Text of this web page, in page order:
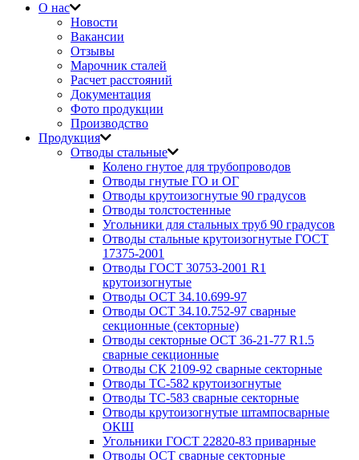
О нас
Новости
Вакансии
Отзывы
Марочник сталей
Расчет расстояний
Документация
Фото продукции
Производство
Продукция
Отводы стальные
Колено гнутое для трубопроводов
Отводы гнутые ГО и ОГ
Отводы крутоизогнутые 90 градусов
Отводы толстостенные
Угольники для стальных труб 90 градусов
Отводы стальные крутоизогнутые ГОСТ
17375-2001
Отводы ГОСТ 30753-2001 R1
крутоизогнутые
Отводы ОСТ 34.10.699-97
Отводы ОСТ 34.10.752-97 сварные
секционные (секторные)
Отводы секторные ОСТ 36-21-77 R1.5
сварные секционные
Отводы СК 2109-92 сварные секторные
Отводы ТС-582 крутоизогнутые
Отводы ТС-583 сварные секторные
Отводы крутоизогнутые штампосварные
ОКШ
Угольники ГОСТ 22820-83 приварные
Отводы ОСТ сварные секторные